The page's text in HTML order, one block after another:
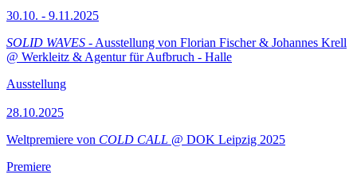
30.10. - 9.11.2025
SOLID WAVES - Ausstellung von Florian Fischer & Johannes Krell
@ Werkleitz & Agentur für Aufbruch - Halle
Ausstellung
28.10.2025
Weltpremiere von COLD CALL @ DOK Leipzig 2025
Premiere